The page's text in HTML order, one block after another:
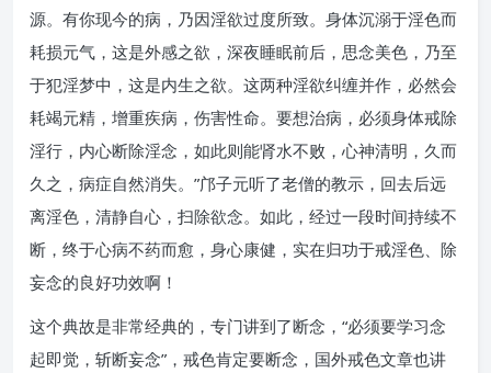
源。有你现今的病，乃因淫欲过度所致。身体沉溺于淫色而
耗损元气，这是外感之欲，深夜睡眠前后，思念美色，乃至
于犯淫梦中，这是内生之欲。这两种淫欲纠缠并作，必然会
耗竭元精，增重疾病，伤害性命。要想治病，必须身体戒除
淫行，内心断除淫念，如此则能肾水不败，心神清明，久而
久之，病症自然消失。”邝子元听了老僧的教示，回去后远
离淫色，清静自心，扫除欲念。如此，经过一段时间持续不
断，终于心病不药而愈，身心康健，实在归功于戒淫色、除
妄念的良好功效啊！
这个典故是非常经典的，专门讲到了断念，“必须要学习念
起即觉，斩断妄念”，戒色肯定要断念，国外戒色文章也讲